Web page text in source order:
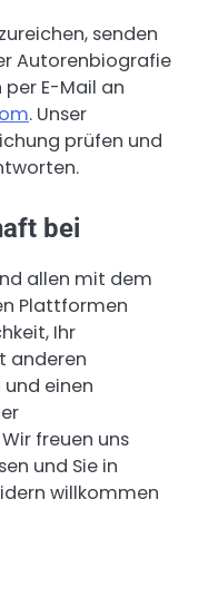
senden
Autorenbiografie
E-Mail an
. Unser
prüfen und
bei
allen mit dem
Plattformen
Ihr
anderen
einen
freuen uns
und Sie in
willkommen